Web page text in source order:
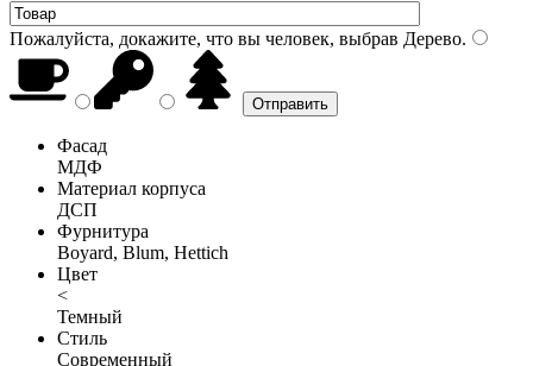
Пожалуйста, докажите, что вы человек, выбрав Дерево.
Фасад
МДФ
Материал корпуса
ДСП
Фурнитура
Boyard, Blum, Hettich
Цвет
<
Темный
Стиль
Современный